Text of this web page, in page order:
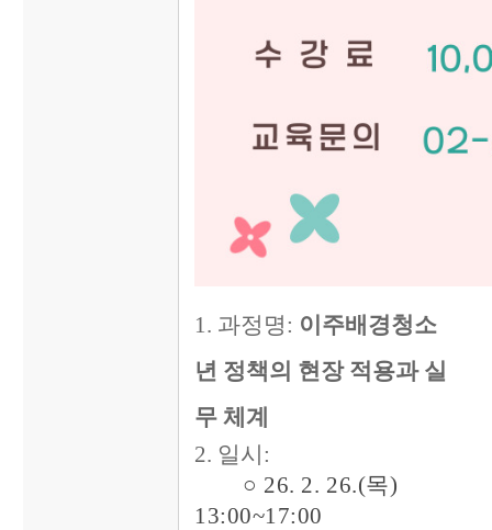
1. 과정명: 이주배경청소
년 정책의 현장 적용과 실
무 체계
2. 일시:
○ 26. 2. 26.(목)
13:00~17:00